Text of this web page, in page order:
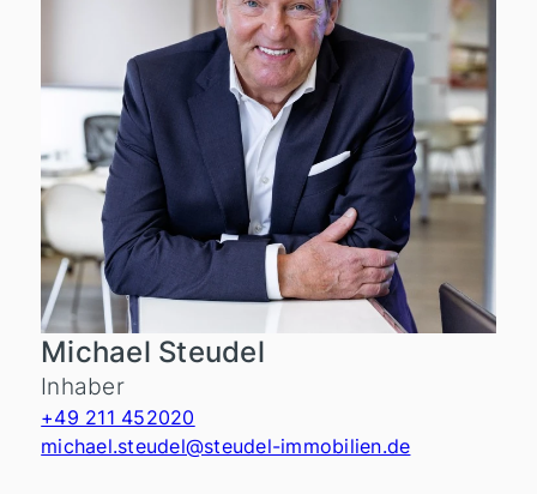
Michael Steudel
Inhaber
+49 211 452020
michael.steudel@steudel-immobilien.de